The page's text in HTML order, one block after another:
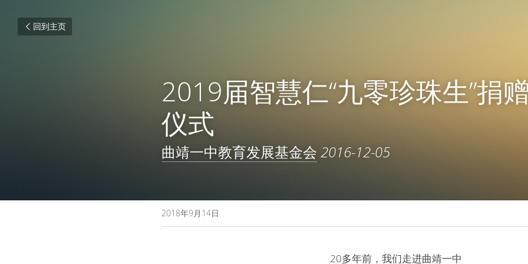
回到主页
2019届智慧仁“九零珍珠生”捐
仪式
曲靖一中教育发展基金会 2016-12-05
2018年9月14日
20多年前，我们走进曲靖一中